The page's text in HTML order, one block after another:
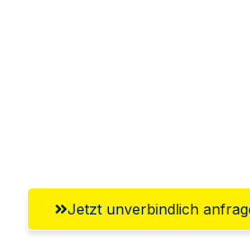
Jetzt unverbindlich